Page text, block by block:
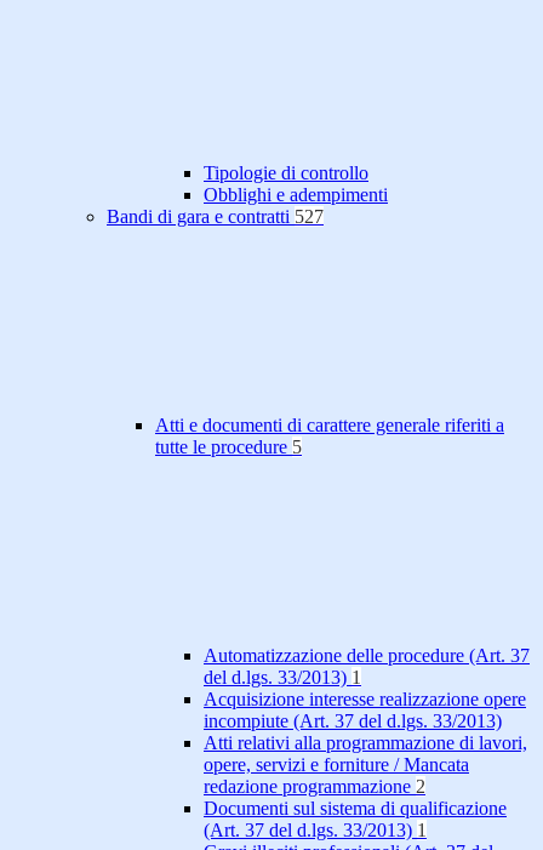
Tipologie di controllo
Obblighi e adempimenti
Bandi di gara e contratti 527
Atti e documenti di carattere generale riferiti a
tutte le procedure 5
Automatizzazione delle procedure (Art. 37
del d.lgs. 33/2013) 1
Acquisizione interesse realizzazione opere
incompiute (Art. 37 del d.lgs. 33/2013)
Atti relativi alla programmazione di lavori,
opere, servizi e forniture / Mancata
redazione programmazione 2
Documenti sul sistema di qualificazione
(Art. 37 del d.lgs. 33/2013) 1